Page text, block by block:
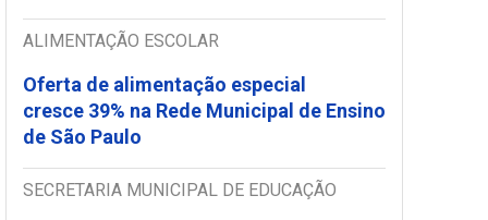
ALIMENTAÇÃO ESCOLAR
Oferta de alimentação especial
cresce 39% na Rede Municipal de Ensino
de São Paulo
SECRETARIA MUNICIPAL DE EDUCAÇÃO